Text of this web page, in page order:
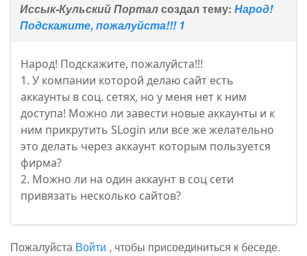
Иссык-Кульский Порталсоздал тему: Народ!
Подскажите, пожалуйста!!! 1
Народ! Подскажите, пожалуйста!!!
1. У компании которой делаю сайт есть
аккаунты в соц. сетях, но у меня нет к ним
доступа! Можно ли завести новые аккаунты и к
ним прикрутить SLogin или все же желательно
это делать через аккаунт которым пользуется
фирма?
2. Можно ли на один аккаунт в соц сети
привязать несколько сайтов?
Пожалуйста Войти , чтобы присоединиться к беседе.